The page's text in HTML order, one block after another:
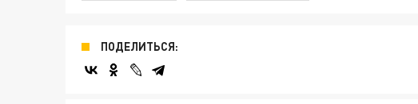
ПОДЕЛИТЬСЯ: